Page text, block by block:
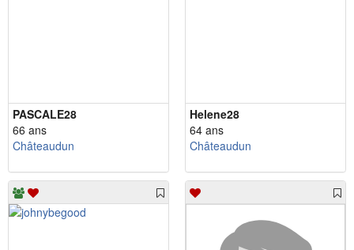
PASCALE28
66 ans
Châteaudun
Helene28
64 ans
Châteaudun